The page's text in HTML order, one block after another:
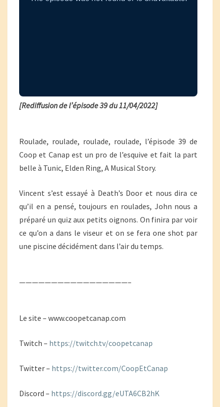
[Rediffusion de l’épisode 39 du 11/04/2022]
Roulade, roulade, roulade, roulade, l’épisode 39 de
Coop et Canap est un pro de l’esquive et fait la part
belle à Tunic, Elden Ring, A Musical Story.
Vincent s’est essayé à Death’s Door et nous dira ce
qu’il en a pensé, toujours en roulades, John nous a
préparé un quiz aux petits oignons. On finira par voir
ce qu’on a dans le viseur et on se fera one shot par
une piscine décidément dans l’air du temps.
—————————————————–
Le site – www.coopetcanap.com
Twitch – https://twitch.tv/coopetcanap
Twitter – https://twitter.com/CoopEtCanap
Discord – https://discord.gg/eUTA6CB2hK